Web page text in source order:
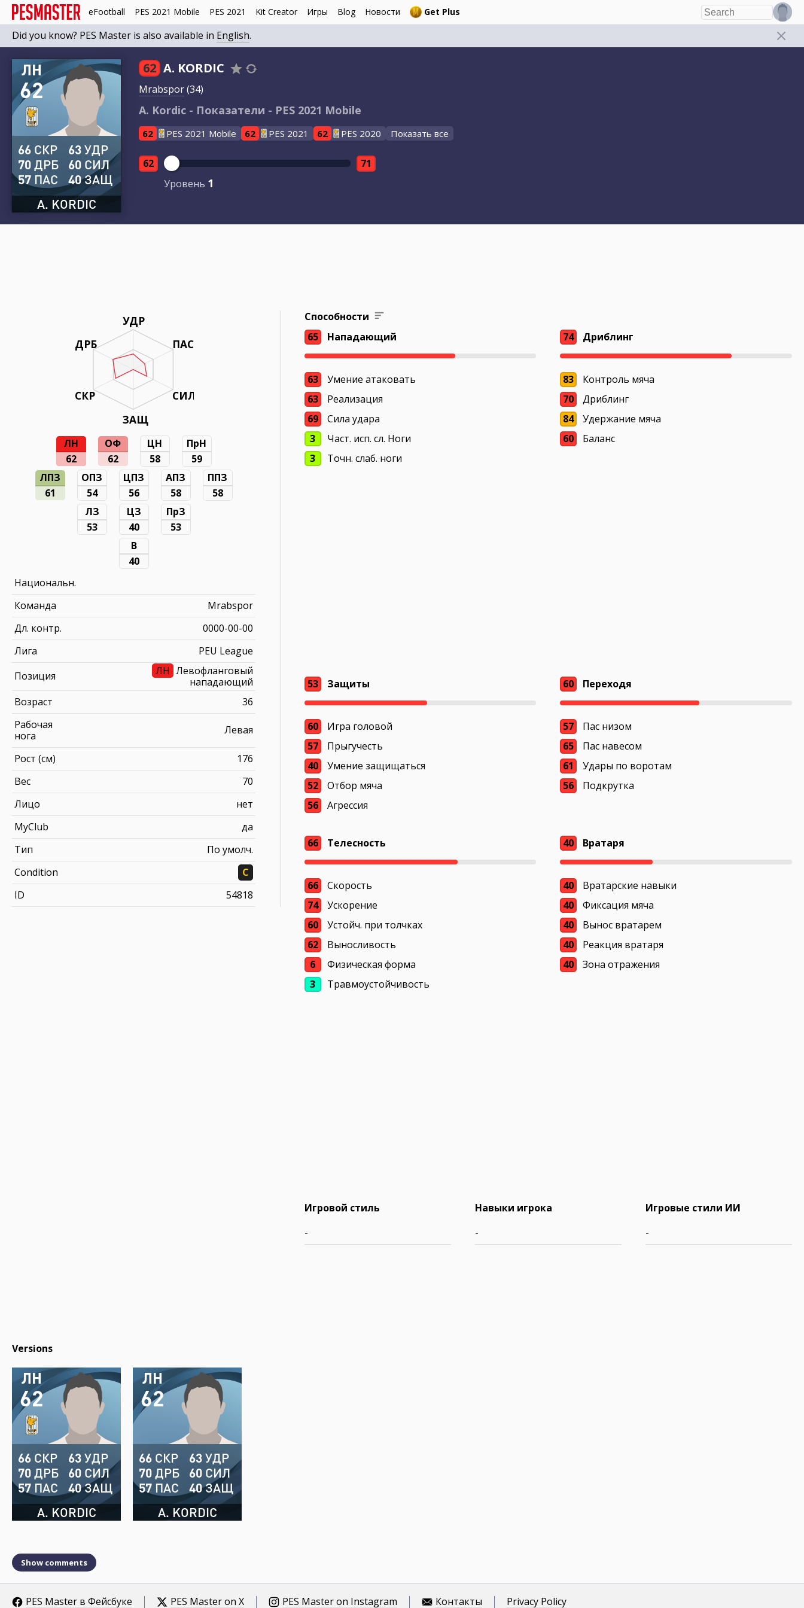
eFootball PES 2021 Mobile PES 2021 Kit Creator Игры Blog Новости Get Plus
Did you know? PES Master is also available in English.
62
ЛН
A. KORDIC
66 СКР
70ДРБ
57 ПАС
63УДР
60 СИЛ
40ЗАЩ
62 A. KORDIC
Mrabspor(34)
A. Kordic - Показатели - PES 2021 Mobile
62 PES 2021 Mobile 62 PES 2021 62 PES 2020 Показать все
62
Уровень 1
71
УДР
ПАС
СИЛ
ЗАЩ
ДРБ
СКР
ЛН
62
ОФ
62
ЦН
58
ПрН
59
ЛПЗ
61
ОПЗ
54
ЦПЗ
56
АПЗ
58
ППЗ
58
ЛЗ
53
ЦЗ
40
ПрЗ
53
В
40
Национальн.
Команда
Mrabspor
Дл. контр.
0000-00-00
Лига
PEU League
Позиция
ЛН Левофланговый
нападающий
Возраст
36
Рабочая
нога
Левая
Рост (см)
176
Вес
70
Лицо
нет
MyClub
да
Тип
По умолч.
Condition
C
ID
54818
Способности
65
Нападающий
63
Умение атаковать
63
Реализация
69
Сила удара
3
Част. исп. сл. Ноги
3
Точн. слаб. ноги
74 Дриблинг
83
Контроль мяча
70
Дриблинг
84
Удержание мяча
60
Баланс
53 Защиты
60
Игра головой
57
Прыгучесть
40
Умение защищаться
52
Отбор мяча
56
Агрессия
60 Переходя
57
Пас низом
65
Пас навесом
61
Удары по воротам
56
Подкрутка
66 Телесность
66
Скорость
74
Ускорение
60
Устойч. при толчках
62
Выносливость
6
Физическая форма
3
Травмоустойчивость
40 Вратаря
40
Вратарские навыки
40
Фиксация мяча
40
Вынос вратарем
40
Реакция вратаря
40
Зона отражения
Игровой стиль
-
Навыки игрока
-
Игровые стили ИИ
-
Versions
62
ЛН
A. KORDIC
66 СКР
70ДРБ
57 ПАС
63УДР
60 СИЛ
40ЗАЩ
62
ЛН
A. KORDIC
66 СКР
70ДРБ
57 ПАС
63УДР
60 СИЛ
40ЗАЩ
Show comments
PES Master в Фейсбуке PES Master on X PES Master on Instagram Контакты Privacy Policy